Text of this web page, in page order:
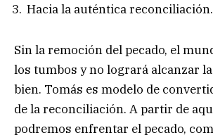
Hacia la auténtica reconciliación.
Sin la remoción del pecado, el
los tumbos y no logrará alcanzar
bien. Tomás es modelo de
de la reconciliación. A partir de
podremos enfrentar el pecado,